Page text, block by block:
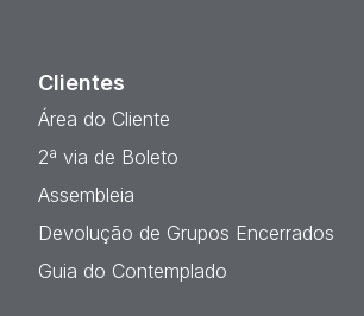
Clientes
Área do Cliente
2ª via de Boleto
Assembleia
Devolução de Grupos Encerrados
Guia do Contemplado